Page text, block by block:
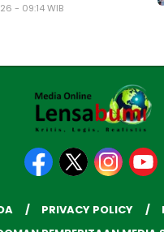
- 09:14 WIB
PRIVACY POLICY